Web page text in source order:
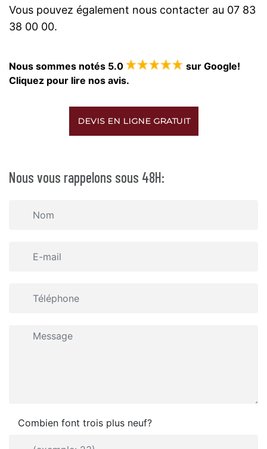
Vous pouvez également nous contacter au 07 83
38 00 00.
Nous sommes notés 5.0
sur Google!
Cliquez pour lire nos avis.
DEVIS EN LIGNE GRATUIT
Nous vous rappelons sous 48H:
Combien font trois plus neuf?